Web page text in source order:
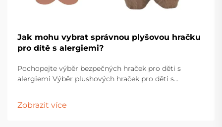
Jak mohu vybrat správnou plyšovou hračku
pro dítě s alergiemi?
Pochopejte výběr bezpečných hraček pro děti s
alergiemi Výběr plushových hraček pro děti s
různými materiály, výrobními procesy...
Zobrazit více